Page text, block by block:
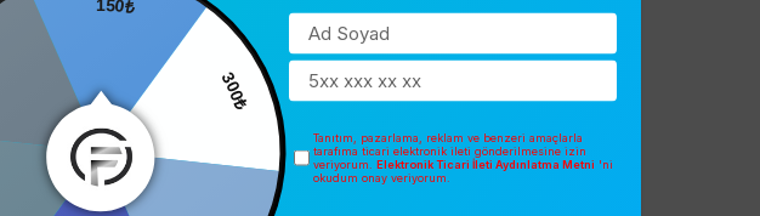
150₺
Tanıtım, pazarlama, reklam ve benzeri amaçlarla
tarafıma ticari elektronik ileti gönderilmesine izin
veriyorum. Elektronik Ticari İleti Aydınlatma Metni 'ni
okudum onay veriyorum.